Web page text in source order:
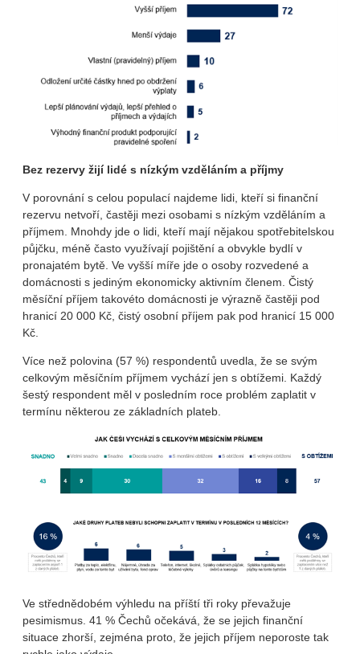
Bez rezervy žijí lidé s nízkým vzděláním a příjmy
V porovnání s celou populací najdeme lidi, kteří si finanční
rezervu netvoří, častěji mezi osobami s nízkým vzděláním a
příjmem. Mnohdy jde o lidi, kteří mají nějakou spotřebitelskou
půjčku, méně často využívají pojištění a obvykle bydlí v
pronajatém bytě. Ve vyšší míře jde o osoby rozvedené a
domácnosti s jediným ekonomicky aktivním členem. Čistý
měsíční příjem takovéto domácnosti je výrazně častěji pod
hranicí 20 000 Kč, čistý osobní příjem pak pod hranicí 15 000
Kč.
Více než polovina (57 %) respondentů uvedla, že se svým
celkovým měsíčním příjmem vychází jen s obtížemi. Každý
šestý respondent měl v posledním roce problém zaplatit v
termínu některou ze základních plateb.
Ve střednědobém výhledu na příští tři roky převažuje
pesimismus. 41 % Čechů očekává, že se jejich finanční
situace zhorší, zejména proto, že jejich příjem neporoste tak